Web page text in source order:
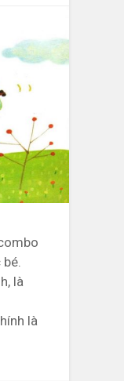
bé.
là
là